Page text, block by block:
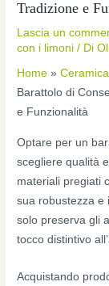
Tradizione e
Lascia un
con i limoni / Di
Home
Barattolo di
e Funzionalità
Optare per un
scegliere qualità
materiali pregiati
sua robustezza e
solo preserva gli
tocco distintivo
Acquistando